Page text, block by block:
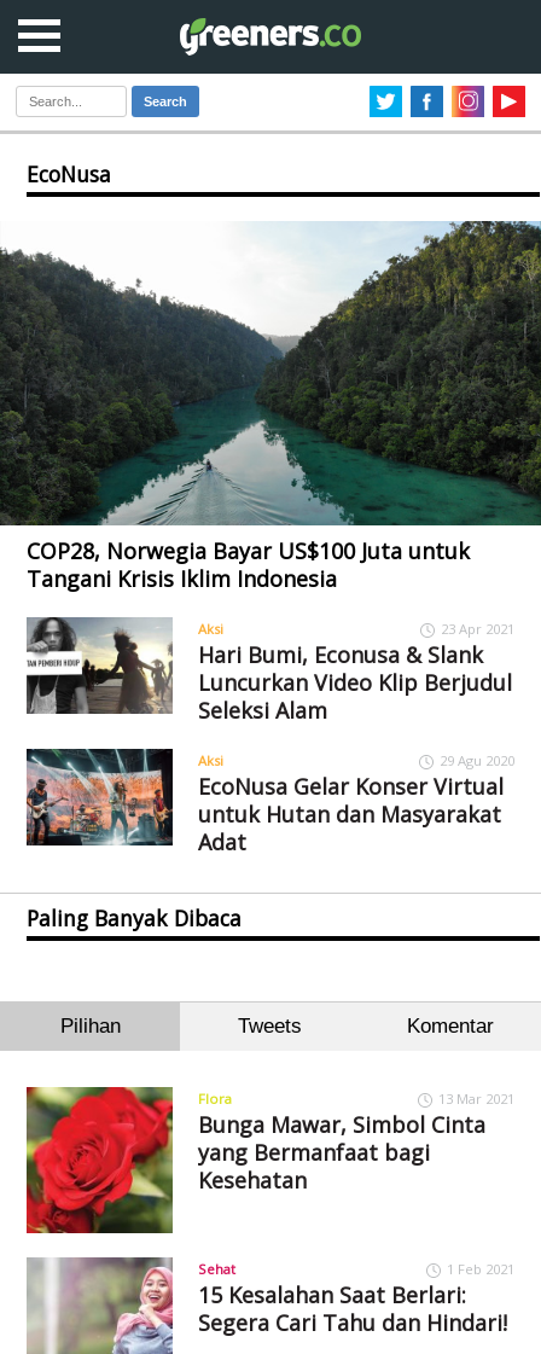
Search
EcoNusa
COP28, Norwegia Bayar US$100 Juta untuk
Tangani Krisis Iklim Indonesia
Aksi 23 Apr 2021
Hari Bumi, Econusa & Slank
Luncurkan Video Klip Berjudul
Seleksi Alam
Aksi 29 Agu 2020
EcoNusa Gelar Konser Virtual
untuk Hutan dan Masyarakat
Adat
Paling Banyak Dibaca
Pilihan Tweets Komentar
Flora 13 Mar 2021
Bunga Mawar, Simbol Cinta
yang Bermanfaat bagi
Kesehatan
Sehat 1 Feb 2021
15 Kesalahan Saat Berlari:
Segera Cari Tahu dan Hindari!